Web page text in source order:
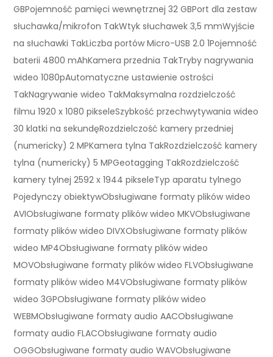
GBPojemność pamięci wewnętrznej 32 GBPort dla zestaw
słuchawka/mikrofon TakWtyk słuchawek 3,5 mmWyjście
na słuchawki TakLiczba portów Micro-USB 2.0 1Pojemność
baterii 4800 mAhKamera przednia TakTryby nagrywania
wideo 1080pAutomatyczne ustawienie ostrości
TakNagrywanie wideo TakMaksymalna rozdzielczość
filmu 1920 x 1080 pikseleSzybkość przechwytywania wideo
30 klatki na sekundęRozdzielczość kamery przedniej
(numericky) 2 MPKamera tylna TakRozdzielczość kamery
tylna (numericky) 5 MPGeotagging TakRozdzielczość
kamery tylnej 2592 x 1944 pikseleTyp aparatu tylnego
Pojedynczy obiektywObsługiwane formaty plików wideo
AVIObsługiwane formaty plików wideo MKVObsługiwane
formaty plików wideo DIVXObsługiwane formaty plików
wideo MP4Obsługiwane formaty plików wideo
MOVObsługiwane formaty plików wideo FLVObsługiwane
formaty plików wideo M4VObsługiwane formaty plików
wideo 3GPObsługiwane formaty plików wideo
WEBMObsługiwane formaty audio AACObsługiwane
formaty audio FLACObsługiwane formaty audio
OGGObsługiwane formaty audio WAVObsługiwane